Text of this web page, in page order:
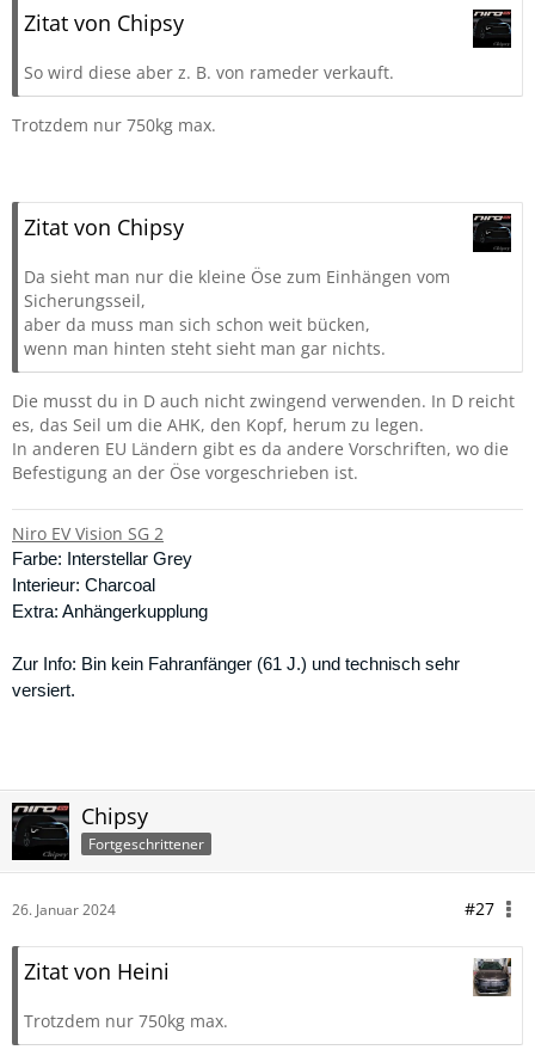
Zitat von Chipsy
So wird diese aber z. B. von rameder verkauft.
Trotzdem nur 750kg max.
Zitat von Chipsy
Da sieht man nur die kleine Öse zum Einhängen vom
Sicherungsseil,
aber da muss man sich schon weit bücken,
wenn man hinten steht sieht man gar nichts.
Die musst du in D auch nicht zwingend verwenden. In D reicht
es, das Seil um die AHK, den Kopf, herum zu legen.
In anderen EU Ländern gibt es da andere Vorschriften, wo die
Befestigung an der Öse vorgeschrieben ist.
Niro EV Vision SG 2
Farbe: Interstellar Grey
Interieur: Charcoal
Extra: Anhängerkupplung
Zur Info: Bin kein Fahranfänger (61 J.) und technisch sehr
versiert.
Chipsy
Fortgeschrittener
26. Januar 2024 #27
Zitat von Heini
Trotzdem nur 750kg max.